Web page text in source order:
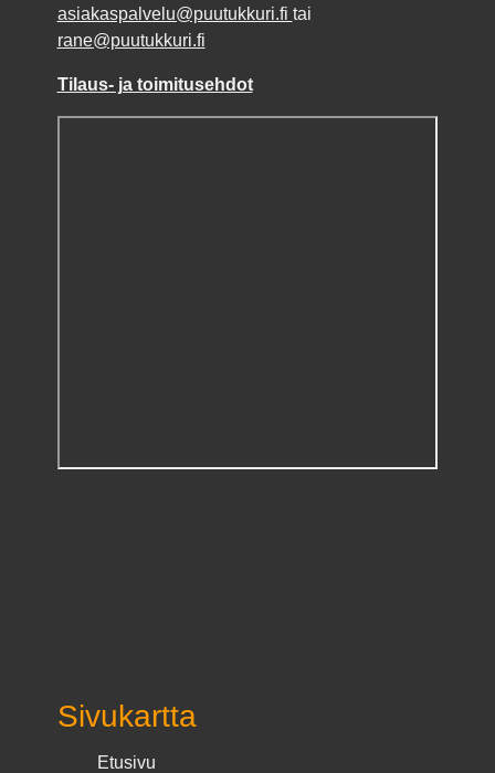
asiakaspalvelu@puutukkuri.fi tai
rane@puutukkuri.fi
Tilaus- ja toimitusehdot
Sivukartta
Etusivu